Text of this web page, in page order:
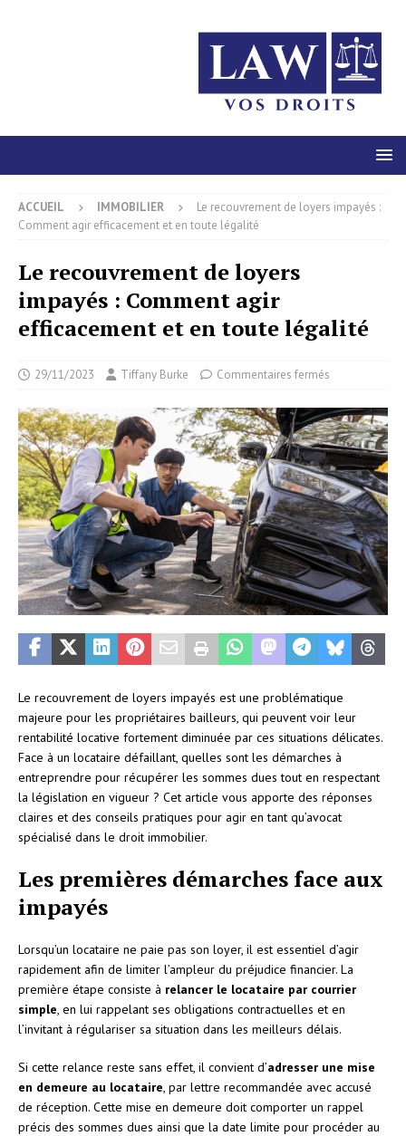
ACCUEIL IMMOBILIER
Le recouvrement de loyers impayés :
Comment agir efficacement et en toute légalité
Le recouvrement de loyers
impayés : Comment agir
efficacement et en toute légalité
29/11/2023 Tiffany Burke Commentaires fermés
Le recouvrement de loyers impayés est une problématique
majeure pour les propriétaires bailleurs, qui peuvent voir leur
rentabilité locative fortement diminuée par ces situations délicates.
Face à un locataire défaillant, quelles sont les démarches à
entreprendre pour récupérer les sommes dues tout en respectant
la législation en vigueur ? Cet article vous apporte des réponses
claires et des conseils pratiques pour agir en tant qu’avocat
spécialisé dans le droit immobilier.
Les premières démarches face aux
impayés
Lorsqu’un locataire ne paie pas son loyer, il est essentiel d’agir
rapidement afin de limiter l’ampleur du préjudice financier. La
première étape consiste à relancer le locataire par courrier
simple, en lui rappelant ses obligations contractuelles et en
l’invitant à régulariser sa situation dans les meilleurs délais.
Si cette relance reste sans effet, il convient d’adresser une mise
en demeure au locataire, par lettre recommandée avec accusé
de réception. Cette mise en demeure doit comporter un rappel
précis des sommes dues ainsi que la date limite pour procéder au